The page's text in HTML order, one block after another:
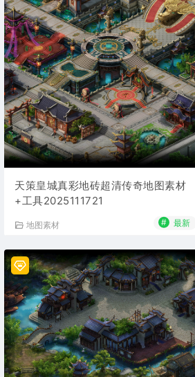
天策皇城真彩地砖超清传奇地图素材
+工具2025111721
地图素材 # 最新